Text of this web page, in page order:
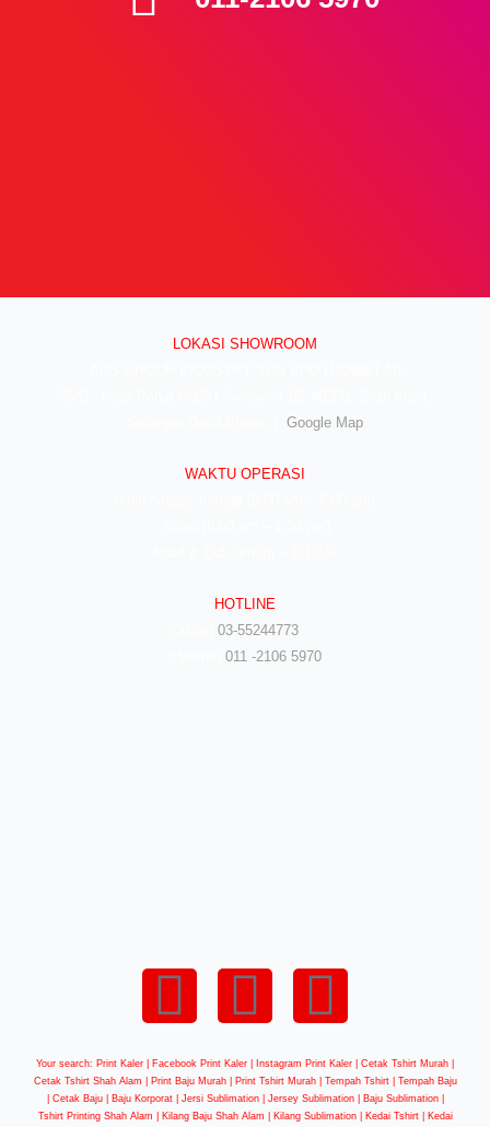
LOKASI SHOWROOM
Google Map
WAKTU OPERASI
HOTLINE
03-55244773
011 -2106 5970
Your search: Print Kaler | Facebook Print Kaler | Instagram Print Kaler | Cetak Tshirt Murah |
Cetak Tshirt Shah Alam | Print Baju Murah | Print Tshirt Murah | Tempah Tshirt | Tempah Baju
| Cetak Baju | Baju Korporat | Jersi Sublimation | Jersey Sublimation | Baju Sublimation |
Tshirt Printing Shah Alam | Kilang Baju Shah Alam | Kilang Sublimation | Kedai Tshirt | Kedai